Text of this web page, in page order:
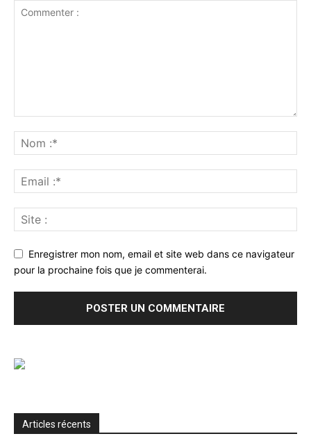
Enregistrer mon nom, email et site web dans ce navigateur
pour la prochaine fois que je commenterai.
Articles récents